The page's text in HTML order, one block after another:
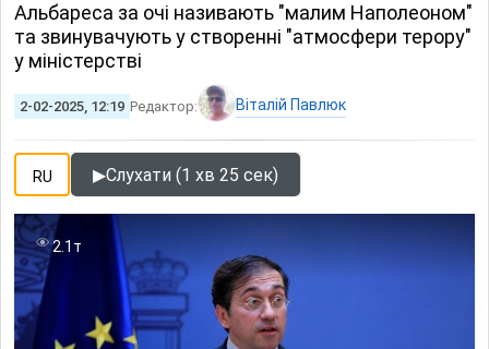
Альбареса за очі називають "малим Наполеоном"
та звинувачують у створенні "атмосфери терору"
у міністерстві
2-02-2025, 12:19 Редактор: Віталій Павлюк
RU ▶Слухати (1 хв 25 сек)
2.1т